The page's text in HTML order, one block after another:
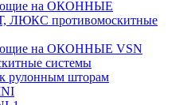
на ОКОННЫЕ
ЛЮКС противомоскитные
на ОКОННЫЕ VSN
системы
рулонным шторам